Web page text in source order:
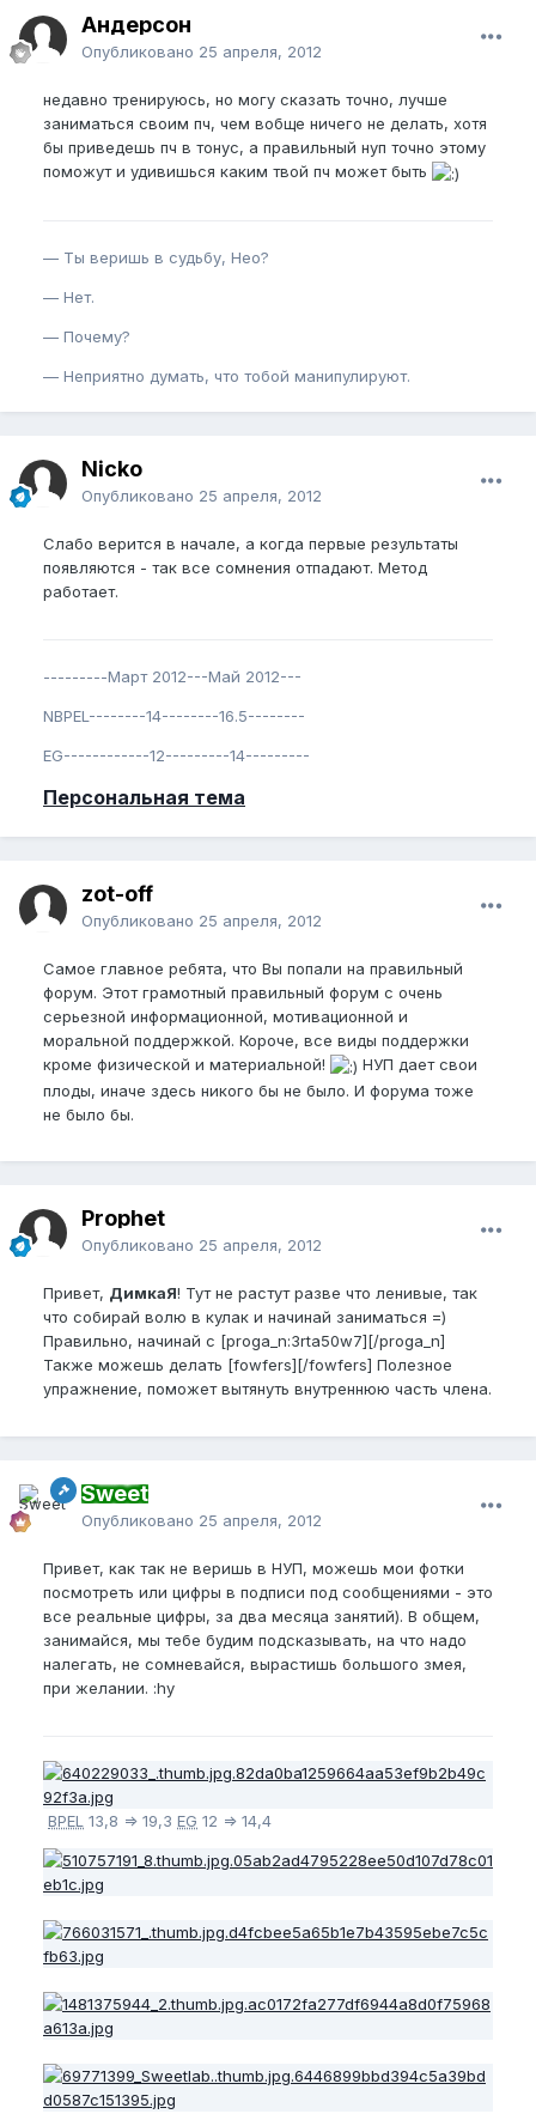
Андерсон
Опубликовано 25 апреля, 2012
недавно тренируюсь, но могу сказать точно, лучше
заниматься своим пч, чем вобще ничего не делать, хотя
бы приведешь пч в тонус, а правильный нуп точно этому
поможут и удивишься каким твой пч может быть
— Ты веришь в судьбу, Нео?
— Нет.
— Почему?
— Неприятно думать, что тобой манипулируют.
Nicko
Опубликовано 25 апреля, 2012
Слабо верится в начале, а когда первые результаты
появляются - так все сомнения отпадают. Метод
работает.
---------Март 2012---Май 2012---
NBPEL--------14--------16.5--------
EG------------12---------14---------
Персональная тема
zot-off
Опубликовано 25 апреля, 2012
Самое главное ребята, что Вы попали на правильный
форум. Этот грамотный правильный форум с очень
серьезной информационной, мотивационной и
моральной поддержкой. Короче, все виды поддержки
кроме физической и материальной!
НУП дает свои
плоды, иначе здесь никого бы не было. И форума тоже
не было бы.
Prophet
Опубликовано 25 апреля, 2012
Привет, ДимкаЯ! Тут не растут разве что ленивые, так
что собирай волю в кулак и начинай заниматься =)
Правильно, начинай с [proga_n:3rta50w7][/proga_n]
Также можешь делать [fowfers][/fowfers] Полезное
упражнение, поможет вытянуть внутреннюю часть члена.
Sweet
Опубликовано 25 апреля, 2012
Привет, как так не веришь в НУП, можешь мои фотки
посмотреть или цифры в подписи под сообщениями - это
все реальные цифры, за два месяца занятий). В общем,
занимайся, мы тебе будим подсказывать, на что надо
налегать, не сомневайся, вырастишь большого змея,
при желании. :hy
BPEL 13,8 => 19,3 EG 12 => 14,4